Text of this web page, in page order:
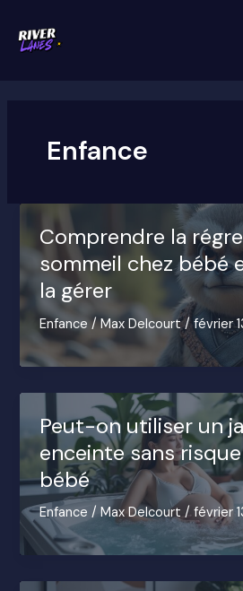
contenu
Enfance
Comprendre la
sommeil chez bébé
la gérer
Enfance /Max Delcourt/février
Peut-on utiliser un
enceinte sans
bébé
Enfance /Max Delcourt/février